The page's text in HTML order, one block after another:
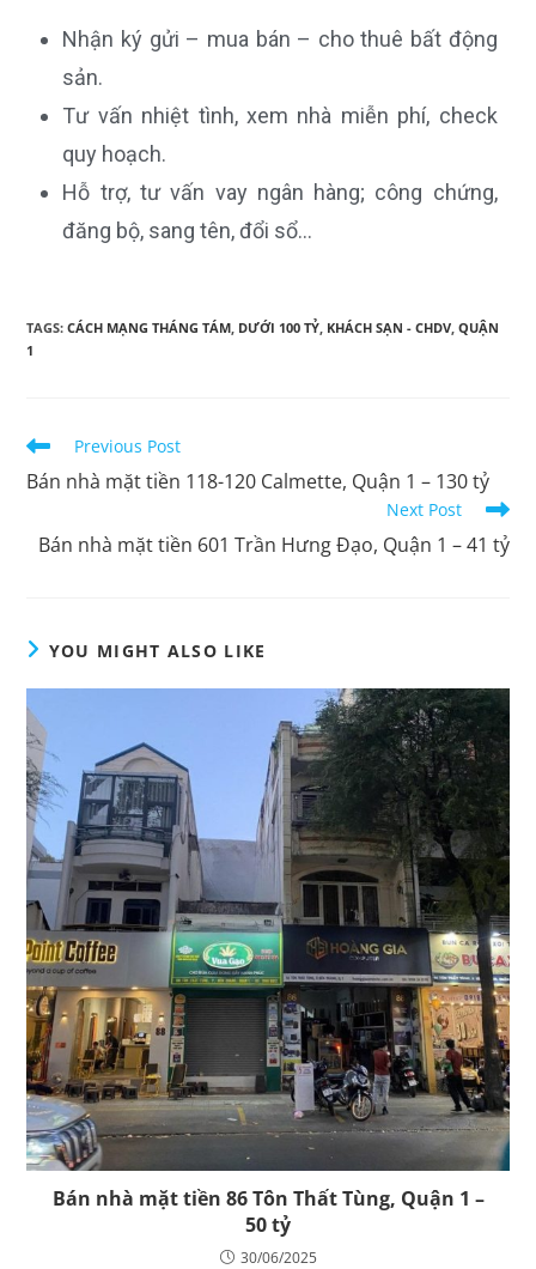
Nhận ký gửi – mua bán – cho thuê bất động
sản.
Tư vấn nhiệt tình, xem nhà miễn phí, check
quy hoạch.
Hỗ trợ, tư vấn vay ngân hàng; công chứng,
đăng bộ, sang tên, đổi sổ…
TAGS:CÁCH MẠNG THÁNG TÁM, DƯỚI 100 TỶ, KHÁCH SẠN - CHDV, QUẬN
1
Previous Post
Bán nhà mặt tiền 118-120 Calmette, Quận 1 – 130 tỷ
Next Post
Bán nhà mặt tiền 601 Trần Hưng Đạo, Quận 1 – 41 tỷ
YOU MIGHT ALSO LIKE
Bán nhà mặt tiền 86 Tôn Thất Tùng, Quận 1 –
50 tỷ
30/06/2025